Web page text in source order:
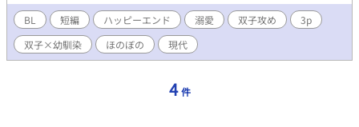
BL 短編 ハッピーエンド 溺愛 双子攻め
3p
双子×幼馴染
ほのぼの 現代
4 件